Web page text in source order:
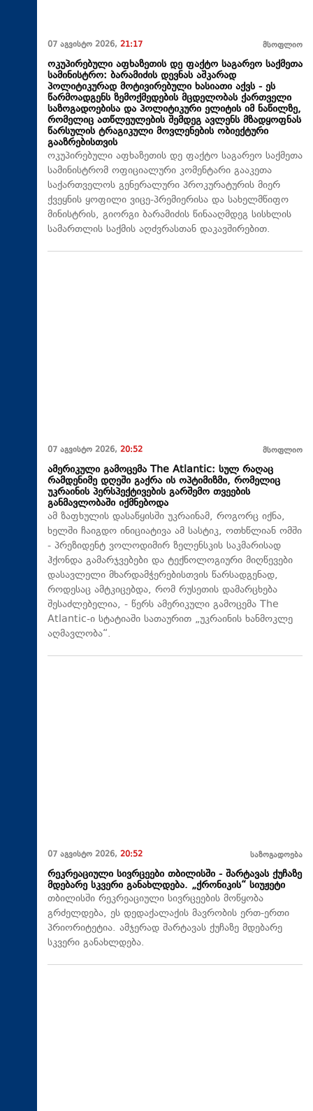
07 აგვისტო 2026, 21:17 მსოფლიო
ოკუპირებული აფხაზეთის დე ფაქტო საგარეო საქმეთა
სამინისტრო: ბარამიძის დევნას აშკარად
პოლიტიკურად მოტივირებული ხასიათი აქვს - ეს
წარმოადგენს ზემოქმედების მცდელობას ქართველი
საზოგადოებისა და პოლიტიკური ელიტის იმ ნაწილზე,
რომელიც ათწლეულების შემდეგ ავლენს მზადყოფნას
წარსულის ტრაგიკული მოვლენების ობიექტური
გააზრებისთვის
ოკუპირებული აფხაზეთის დე ფაქტო საგარეო საქმეთა
სამინისტრომ ოფიციალური კომენტარი გააკეთა
საქართველოს გენერალური პროკურატურის მიერ
ქვეყნის ყოფილი ვიცე-პრემიერისა და სახელმწიფო
მინისტრის, გიორგი ბარამიძის წინააღმდეგ სისხლის
სამართლის საქმის აღძვრასთან დაკავშირებით.
07 აგვისტო 2026, 20:52 მსოფლიო
ამერიკული გამოცემა The Atlantic: სულ რაღაც
რამდენიმე დღეში გაქრა ის ოპტიმიზმი, რომელიც
უკრაინის პერსპექტივების გარშემო თვეების
განმავლობაში იქმნებოდა
ამ ზაფხულის დასაწყისში უკრაინამ, როგორც იქნა,
ხელში ჩაიგდო ინიციატივა ამ სასტიკ, ოთხწლიან ომში
- პრეზიდენტ ვოლოდიმირ ზელენსკის საკმარისად
ჰქონდა გამარჯვებები და ტექნოლოგიური მიღწევები
დასავლელი მხარდამჭერებისთვის წარსადგენად,
როდესაც ამტკიცებდა, რომ რუსეთის დამარცხება
შესაძლებელია, - წერს ამერიკული გამოცემა The
Atlantic-ი სტატიაში სათაურით „უკრაინის ხანმოკლე
აღმავლობა“.
07 აგვისტო 2026, 20:52 საზოგადოება
რეკრეაციული სივრცეები თბილისში - შარტავას ქუჩაზე
მდებარე სკვერი განახლდება. „ქრონიკის“ სიუჟეტი
თბილისში რეკრეაციული სივრცეების მოწყობა
გრძელდება, ეს დედაქალაქის მავრობის ერთ-ერთი
პრიორიტეტია. ამჯერად შარტავას ქუჩაზე მდებარე
სკვერი განახლდება.